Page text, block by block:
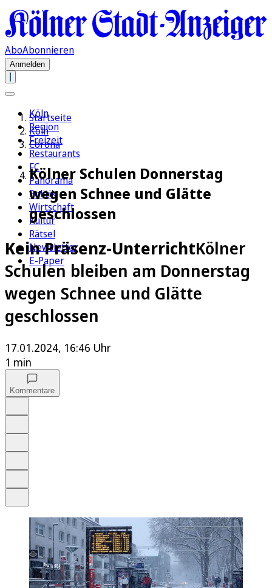
AboAbonnieren
Anmelden
Köln
Region
Freizeit
Restaurants
FC
Panorama
Politik
Wirtschaft
Kultur
Rätsel
Newsletter
E-Paper
Startseite
Köln
Corona
Kölner Schulen Donnerstag
wegen Schnee und Glätte
geschlossen
Kein Präsenz-UnterrichtKölner
Schulen bleiben am Donnerstag
wegen Schnee und Glätte
geschlossen
17.01.2024, 16:46 Uhr
1 min
Kommentare